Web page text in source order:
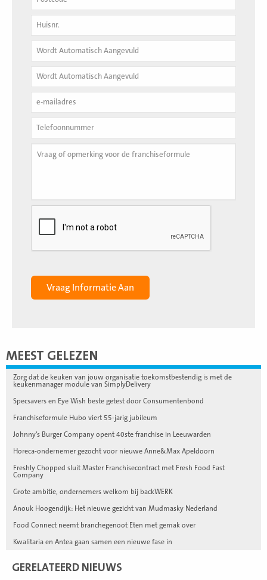
MEEST GELEZEN
Zorg dat de keuken van jouw organisatie toekomstbestendig is met de
keukenmanager module van SimplyDelivery
Specsavers en Eye Wish beste getest door Consumentenbond
Franchiseformule Hubo viert 55-jarig jubileum
Johnny’s Burger Company opent 40ste franchise in Leeuwarden
Horeca-ondernemer gezocht voor nieuwe Anne&Max Apeldoorn
Freshly Chopped sluit Master Franchisecontract met Fresh Food Fast
Company
Grote ambitie, ondernemers welkom bij backWERK
Anouk Hoogendijk: Het nieuwe gezicht van Mudmasky Nederland
Food Connect neemt branchegenoot Eten met gemak over
Kwalitaria en Antea gaan samen een nieuwe fase in
GERELATEERD NIEUWS